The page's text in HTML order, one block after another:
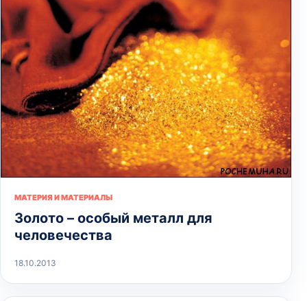
МАТЕРИЯ И МАТЕРИАЛЫ
Золото – особый металл для
человечества
18.10.2013